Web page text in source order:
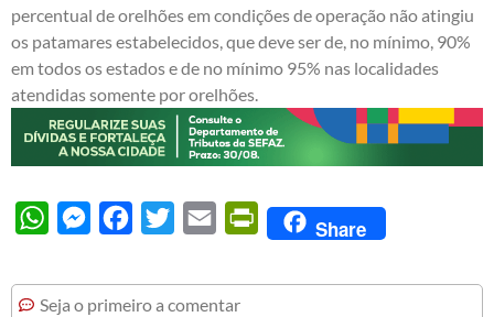
percentual de orelhões em condições de operação não atingiu
os patamares estabelecidos, que deve ser de, no mínimo, 90%
em todos os estados e de no mínimo 95% nas localidades
atendidas somente por orelhões.
WhatsAppMessengerFacebook
Twitter Email PrintFriendly
Share
Seja o primeiro a comentar